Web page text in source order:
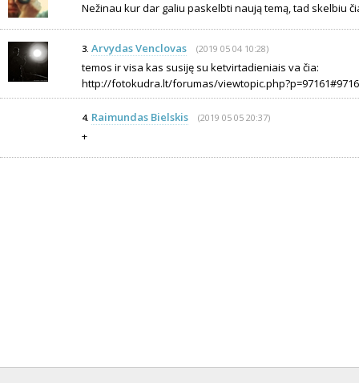
Nežinau kur dar galiu paskelbti naują temą, tad skelbiu
3. Arvydas Venclovas (2019 05 04 10:28)
temos ir visa kas susiję su ketvirtadieniais va čia:
http://fotokudra.lt/forumas/
4. Raimundas Bielskis (2019 05 05 20:37)
+